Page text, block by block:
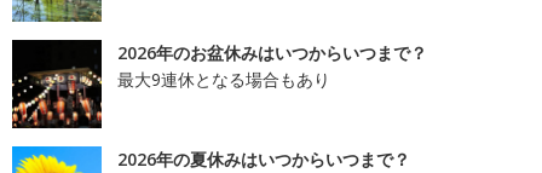
2026年のお盆休みはいつからいつまで？
最大9連休となる場合もあり
2026年の夏休みはいつからいつまで？